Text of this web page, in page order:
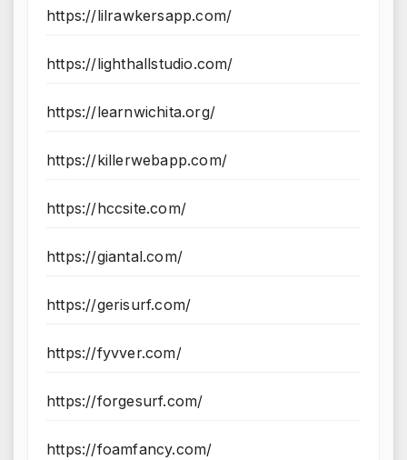
https://lilrawkersapp.com/
https://lighthallstudio.com/
https://learnwichita.org/
https://killerwebapp.com/
https://hccsite.com/
https://giantal.com/
https://gerisurf.com/
https://fyvver.com/
https://forgesurf.com/
https://foamfancy.com/